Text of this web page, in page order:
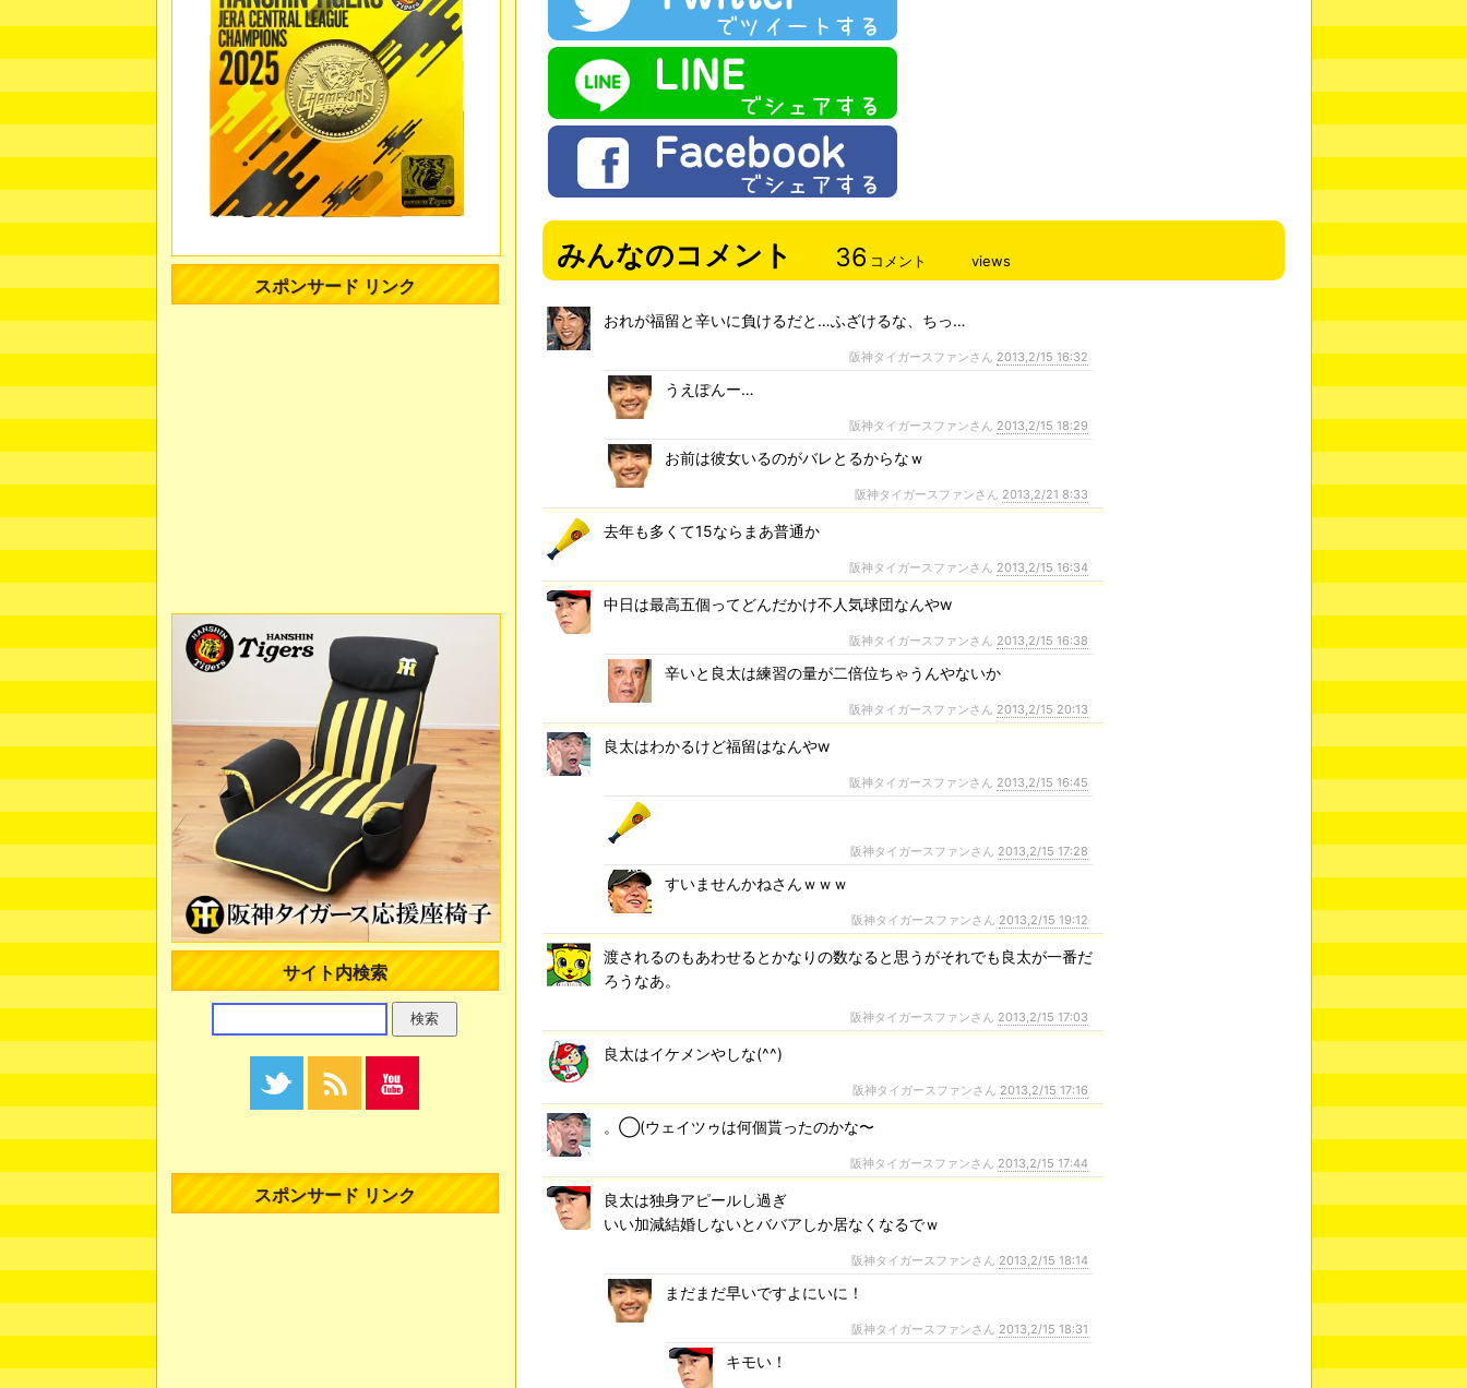
みんなのコメント 36 コメント views
おれが福留と辛いに負けるだと…ふざけるな、ちっ…
阪神タイガースファンさん 2013,2/15 16:32
うえぽんー…
阪神タイガースファンさん 2013,2/15 18:29
お前は彼女いるのがバレとるからなｗ
阪神タイガースファンさん 2013,2/21 8:33
去年も多くて15ならまあ普通か
阪神タイガースファンさん 2013,2/15 16:34
中日は最高五個ってどんだかけ不人気球団なんやw
阪神タイガースファンさん 2013,2/15 16:38
辛いと良太は練習の量が二倍位ちゃうんやないか
阪神タイガースファンさん 2013,2/15 20:13
良太はわかるけど福留はなんやw
阪神タイガースファンさん 2013,2/15 16:45
阪神タイガースファンさん 2013,2/15 17:28
すいませんかねさんｗｗｗ
阪神タイガースファンさん 2013,2/15 19:12
渡されるのもあわせるとかなりの数なると思うがそれでも良太が一番だ
ろうなあ。
阪神タイガースファンさん 2013,2/15 17:03
良太はイケメンやしな(^^)
阪神タイガースファンさん 2013,2/15 17:16
。◯(ウェイツゥは何個貰ったのかな〜
阪神タイガースファンさん 2013,2/15 17:44
良太は独身アピールし過ぎ
いい加減結婚しないとババアしか居なくなるでｗ
阪神タイガースファンさん 2013,2/15 18:14
まだまだ早いですよにいに！
阪神タイガースファンさん 2013,2/15 18:31
キモい！
スポンサード リンク
サイト内検索
スポンサード リンク